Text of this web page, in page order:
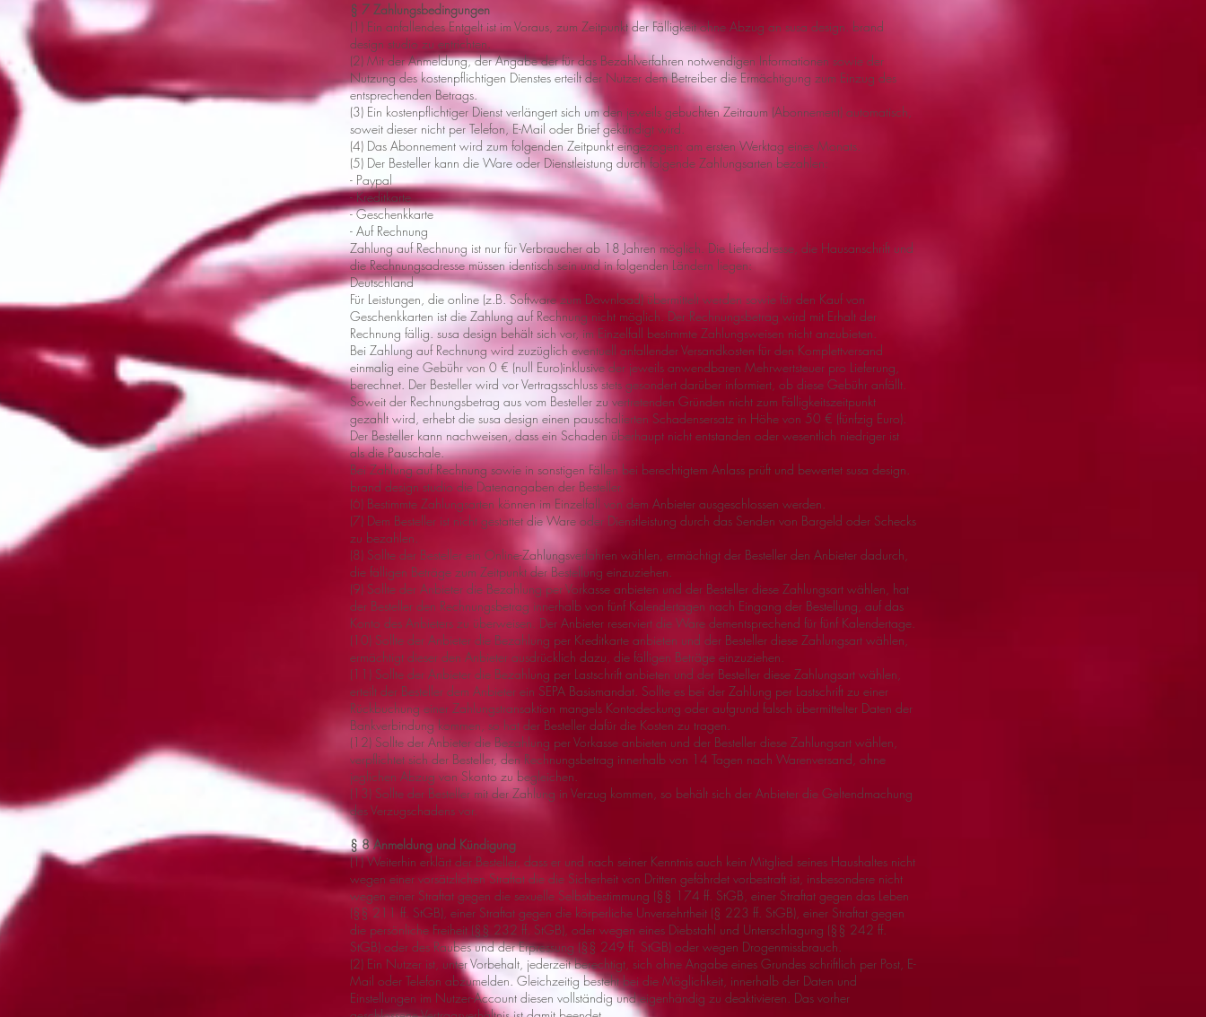
§ 7 Zahlungsbedingungen
(1) Ein anfallendes Entgelt ist im Voraus, zum Zeitpunkt der Fälligkeit ohne Abzug an susa design. brand
design studio zu entrichten.
(2) Mit der Anmeldung, der Angabe der für das Bezahlverfahren notwendigen Informationen sowie der
Nutzung des kostenpflichtigen Dienstes erteilt der Nutzer dem Betreiber die Ermächtigung zum Einzug des
entsprechenden Betrags.
(3) Ein kostenpflichtiger Dienst verlängert sich um den jeweils gebuchten Zeitraum (Abonnement) automatisch,
soweit dieser nicht per Telefon, E-Mail oder Brief gekündigt wird.
(4) Das Abonnement wird zum folgenden Zeitpunkt eingezogen: am ersten Werktag eines Monats.
(5) Der Besteller kann die Ware oder Dienstleistung durch folgende Zahlungsarten bezahlen:
- Paypal
- Kreditkarte
- Geschenkkarte
- Auf Rechnung
Zahlung auf Rechnung ist nur für Verbraucher ab 18 Jahren möglich. Die Lieferadresse, die Hausanschrift und
die Rechnungsadresse müssen identisch sein und in folgenden Ländern liegen:
Deutschland
Für Leistungen, die online (z.B. Software zum Download) übermittelt werden sowie für den Kauf von
Geschenkkarten ist die Zahlung auf Rechnung nicht möglich. Der Rechnungsbetrag wird mit Erhalt der
Rechnung fällig. susa design behält sich vor, im Einzelfall bestimmte Zahlungsweisen nicht anzubieten.
Bei Zahlung auf Rechnung wird zuzüglich eventuell anfallender Versandkosten für den Komplettversand
einmalig eine Gebühr von 0 € (null Euro)inklusive der jeweils anwendbaren Mehrwertsteuer pro Lieferung,
berechnet. Der Besteller wird vor Vertragsschluss stets gesondert darüber informiert, ob diese Gebühr anfällt.
Soweit der Rechnungsbetrag aus vom Besteller zu vertretenden Gründen nicht zum Fälligkeitszeitpunkt
gezahlt wird, erhebt die susa design einen pauschalierten Schadensersatz in Höhe von 50 € (fünfzig Euro).
Der Besteller kann nachweisen, dass ein Schaden überhaupt nicht entstanden oder wesentlich niedriger ist
als die Pauschale.
Bei Zahlung auf Rechnung sowie in sonstigen Fällen bei berechtigtem Anlass prüft und bewertet susa design.
brand design studio die Datenangaben der Besteller.
(6) Bestimmte Zahlungsarten können im Einzelfall von dem Anbieter ausgeschlossen werden.
(7) Dem Besteller ist nicht gestattet die Ware oder Dienstleistung durch das Senden von Bargeld oder Schecks
zu bezahlen.
(8) Sollte der Besteller ein Online-Zahlungsverfahren wählen, ermächtigt der Besteller den Anbieter dadurch,
die fälligen Beträge zum Zeitpunkt der Bestellung einzuziehen.
(9) Sollte der Anbieter die Bezahlung per Vorkasse anbieten und der Besteller diese Zahlungsart wählen, hat
der Besteller den Rechnungsbetrag innerhalb von fünf Kalendertagen nach Eingang der Bestellung, auf das
Konto des Anbieters zu überweisen. Der Anbieter reserviert die Ware dementsprechend für fünf Kalendertage.
(10) Sollte der Anbieter die Bezahlung per Kreditkarte anbieten und der Besteller diese Zahlungsart wählen,
ermächtigt dieser den Anbieter ausdrücklich dazu, die fälligen Beträge einzuziehen.
(11) Sollte der Anbieter die Bezahlung per Lastschrift anbieten und der Besteller diese Zahlungsart wählen,
erteilt der Besteller dem Anbieter ein SEPA Basismandat. Sollte es bei der Zahlung per Lastschrift zu einer
Rückbuchung einer Zahlungstransaktion mangels Kontodeckung oder aufgrund falsch übermittelter Daten der
Bankverbindung kommen, so hat der Besteller dafür die Kosten zu tragen.
(12) Sollte der Anbieter die Bezahlung per Vorkasse anbieten und der Besteller diese Zahlungsart wählen,
verpflichtet sich der Besteller, den Rechnungsbetrag innerhalb von 14 Tagen nach Warenversand, ohne
jeglichen Abzug von Skonto zu begleichen.
(13) Sollte der Besteller mit der Zahlung in Verzug kommen, so behält sich der Anbieter die Geltendmachung
des Verzugschadens vor.
§ 8 Anmeldung und Kündigung
(1) Weiterhin erklärt der Besteller, dass er und nach seiner Kenntnis auch kein Mitglied seines Haushaltes nicht
wegen einer vorsätzlichen Straftat die die Sicherheit von Dritten gefährdet vorbestraft ist, insbesondere nicht
wegen einer Straftat gegen die sexuelle Selbstbestimmung (§§ 174 ff. StGB, einer Straftat gegen das Leben
(§§ 211 ff. StGB), einer Straftat gegen die körperliche Unversehrtheit (§ 223 ff. StGB), einer Straftat gegen
die persönliche Freiheit (§§ 232 ff. StGB), oder wegen eines Diebstahl und Unterschlagung (§§ 242 ff.
StGB) oder des Raubes und der Erpressung (§§ 249 ff. StGB) oder wegen Drogenmissbrauch.
(2) Ein Nutzer ist, unter Vorbehalt, jederzeit berechtigt, sich ohne Angabe eines Grundes schriftlich per Post, E-
Mail oder Telefon abzumelden. Gleichzeitig besteht bei die Möglichkeit, innerhalb der Daten und
Einstellungen im Nutzer-Account diesen vollständig und eigenhändig zu deaktivieren. Das vorher